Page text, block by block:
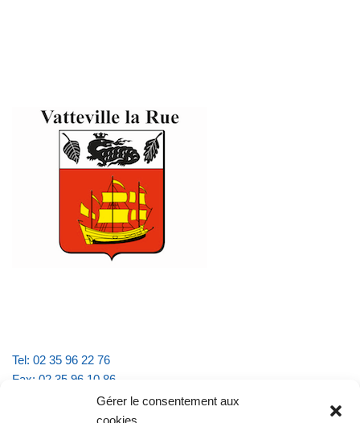
Gérer le consentement aux
cookies
Tel: 02 35 96 22 76
Fax: 02 35 96 10 86
Email : mairie.vattevillelarue@wanadoo.fr